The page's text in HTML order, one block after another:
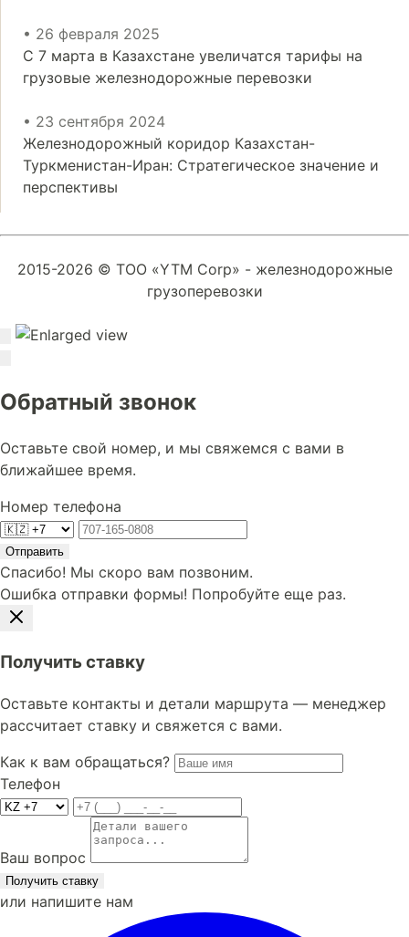
• 26 февраля 2025
С 7 марта в Казахстане увеличатся тарифы на
грузовые железнодорожные перевозки
• 23 сентября 2024
Железнодорожный коридор Казахстан-
Туркменистан-Иран: Стратегическое значение и
перспективы
2015-2026 © ТОО «YTM Corp» - железнодорожные
грузоперевозки
Обратный звонок
Оставьте свой номер, и мы свяжемся с вами в
ближайшее время.
Номер телефона
Отправить
Спасибо! Мы скоро вам позвоним.
Ошибка отправки формы! Попробуйте еще раз.
Получить ставку
Оставьте контакты и детали маршрута — менеджер
рассчитает ставку и свяжется с вами.
Как к вам обращаться?
Телефон
Ваш вопрос
Получить ставку
или напишите нам